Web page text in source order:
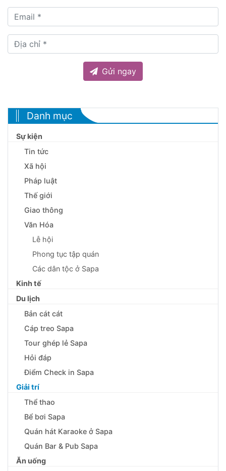
Gửi ngay
Danh mục
Sự kiện
Tin tức
Xã hội
Pháp luật
Thế giới
Giao thông
Văn Hóa
Lễ hội
Phong tục tập quán
Các dân tộc ở Sapa
Kinh tế
Du lịch
Bản cát cát
Cáp treo Sapa
Tour ghép lẻ Sapa
Hỏi đáp
Điểm Check in Sapa
Giải trí
Thể thao
Bể bơi Sapa
Quán hát Karaoke ở Sapa
Quán Bar & Pub Sapa
Ăn uống